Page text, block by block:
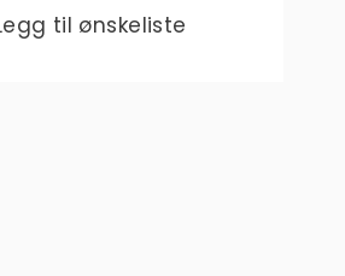
til ønskeliste